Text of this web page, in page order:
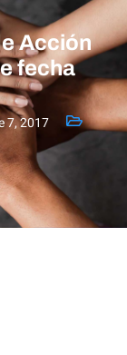
Acción
fecha
7, 2017